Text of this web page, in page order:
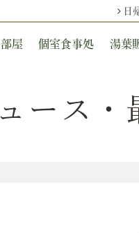
日
屋 個室食事処 湯葉
ース・